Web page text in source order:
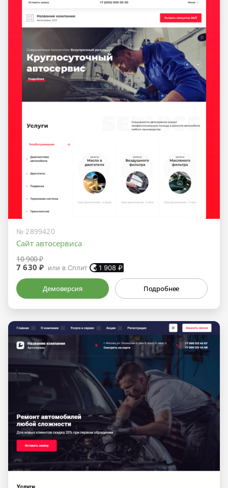
№ 2899420
Сайт автосервиса
10 900 ₽
7 630 ₽ или в Сплит 1 908 ₽
Демоверсия Подробнее